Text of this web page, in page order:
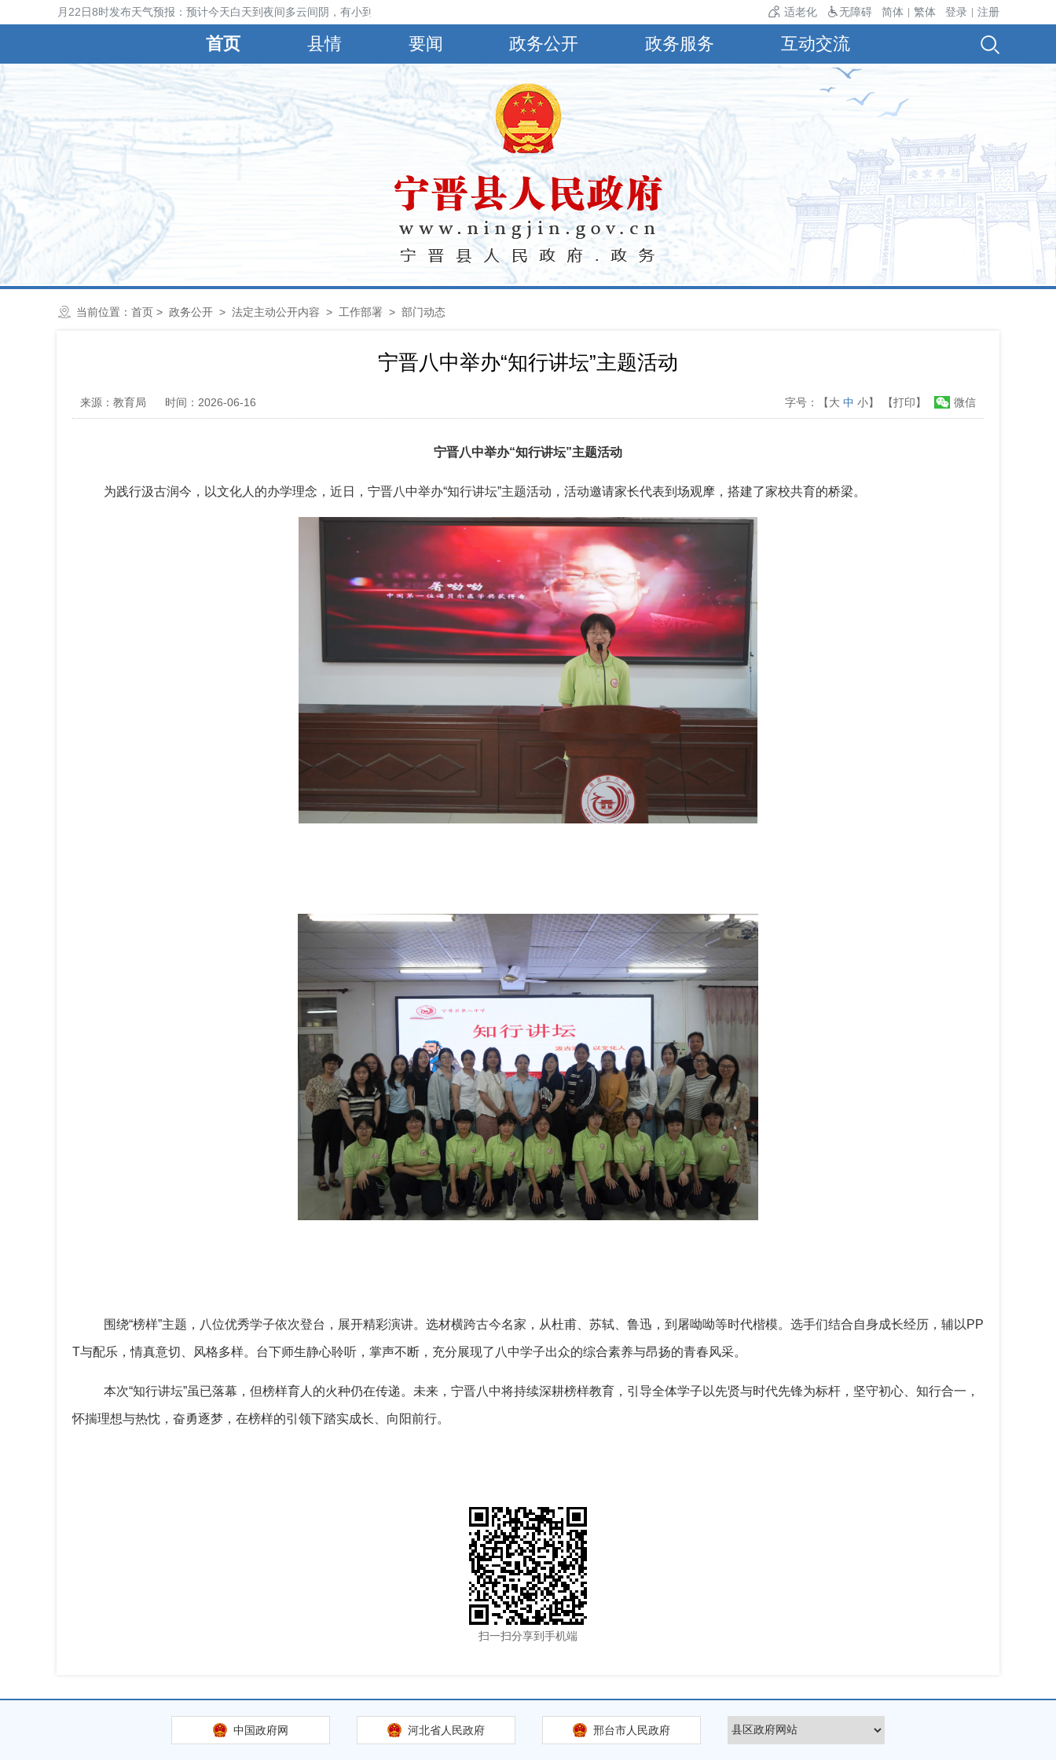
2026年7月22日8时发布天气预报：预计今天白天到夜间多云间阴，有小到中雨，偏南风4～5级，阵风6～8级，最高气温30℃，最低气温24℃。 适老化 无障碍 简体 繁体 登录 注册
首页 县情 要闻 政务公开 政务服务 互动交流
当前位置： 首页 > 政务公开 > 法定主动公开内容 > 工作部署 > 部门动态
宁晋八中举办“知行讲坛”主题活动
来源：教育局 时间：2026-06-16 微信
字号：【大 中 小】 【打印】
宁晋八中举办“知行讲坛”主题活动
为践行汲古润今，以文化人的办学理念，近日，宁晋八中举办“知行讲坛”主题活动， 活动邀请家长代表到场观摩，搭建了家校共育的桥梁。
围绕“榜样”主题，八位优秀学子依次登台，展开精彩演讲。选材横跨古今名家 ，从杜甫、苏轼、鲁迅，到屠呦呦等时代楷模。选手们结合自身成长经历，辅以 PP
T与配乐，情真意切、风格多样。台下师生静心聆听，掌声不断 ，充分展现了八中学子出众的综合素养与昂扬的青春风采。
本次“知行讲坛”虽已落幕，但榜样育人的火种仍在传递。未来，宁晋八中将持续深耕榜样教育，引导全体学子以先贤与时代先锋为标杆，坚守初心、知行合一，
怀揣理想与热忱，奋勇逐梦，在榜样的引领下踏实成长、向阳前行。
扫一扫分享到手机端
中国政府网 河北省人民政府 邢台市人民政府